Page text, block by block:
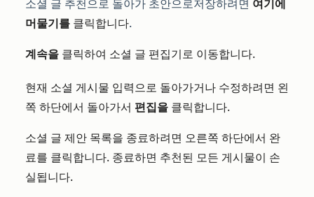
소셜 글 추천으로 돌아가 초안으로저장하려면 여기에
머물기를 클릭합니다.
계속을 클릭하여 소셜 글 편집기로 이동합니다.
현재 소셜 게시물 입력으로 돌아가거나 수정하려면 왼
쪽 하단에서 돌아가서 편집을 클릭합니다.
소셜 글 제안 목록을 종료하려면 오른쪽 하단에서 완
료를 클릭합니다. 종료하면 추천된 모든 게시물이 손
실됩니다.